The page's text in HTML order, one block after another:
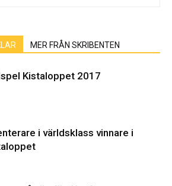
MER FRÅN SKRIBENTEN
Kistaloppet 2017
i världsklass vinnare i